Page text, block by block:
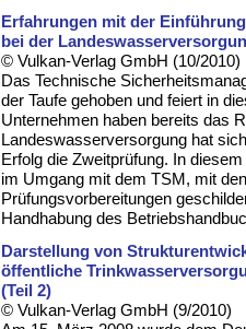
Erfahrungen mit der
bei der
© Vulkan-Verlag GmbH (10/2010)
Das Technische
der Taufe gehoben und feiert in
Unternehmen haben bereits das
Landeswasserversorgung hat
Erfolg die Zweitprüfung. In
im Umgang mit dem TSM, mit
Prüfungsvorbereitungen
Handhabung des
Darstellung von
öffentliche
(Teil 2)
© Vulkan-Verlag GmbH (9/2010)